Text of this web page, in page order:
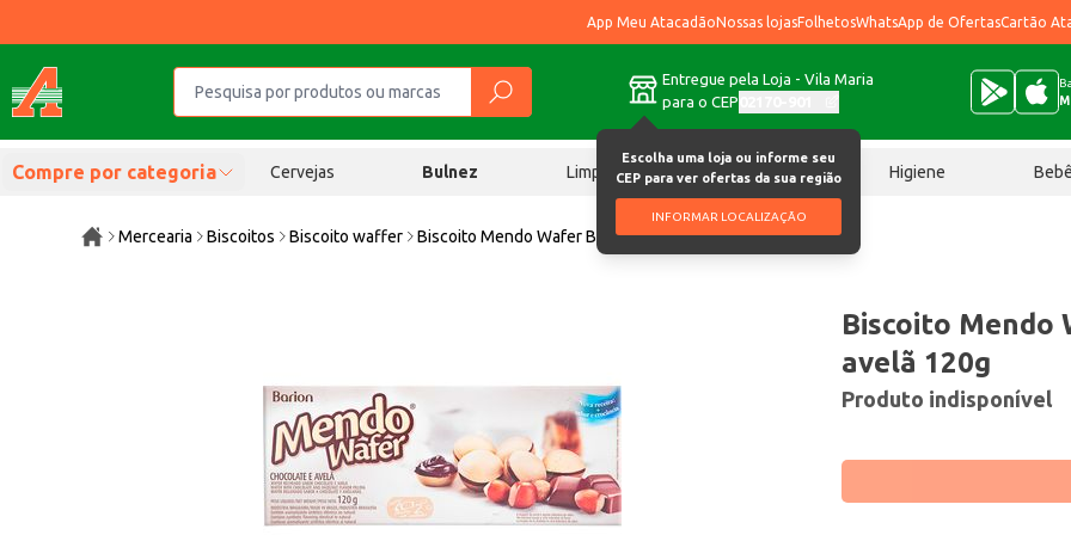
App Meu AtacadãoNossas lojasFolhetosWhatsApp de OfertasCartão
Entregue pela Loja - Vila Maria
para o CEP
Escolha uma loja ou informe seu
CEP para ver ofertas da sua região
INFORMAR LOCALIZAÇÃO
Compre por categoria Cervejas Bulnez Limpeza Chocolates Higiene
Mercearia Biscoitos Biscoito waffer Biscoito Mendo Wafer Barion Choc avelã 120g
Biscoito Mendo
avelã 120g
Produto indisponível